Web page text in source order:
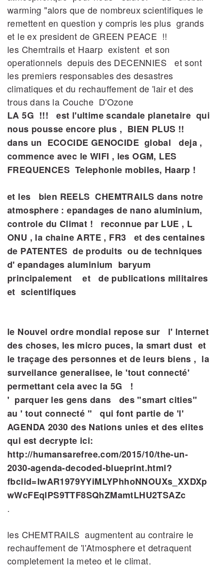
warming "alors que de nombreux scientifiques le
remettent en question y compris les plus grands
et le ex president de GREEN PEACE !!
les Chemtrails et Haarp existent et son
operationnels depuis des DECENNIES et sont
les premiers responsables des desastres
climatiques et du rechauffement de 'lair et des
trous dans la Couche D'Ozone
LA 5G !!! est l'ultime scandale planetaire qui
nous pousse encore plus , BIEN PLUS !!
dans un ECOCIDE GENOCIDE global deja ,
commence avec le WIFI , les OGM, LES
FREQUENCES Telephonie mobiles, Haarp !
et les bien REELS CHEMTRAILS dans notre
atmosphere : epandages de nano aluminium,
controle du Climat ! reconnue par LUE , L
ONU , la chaine ARTE , FR3 et des centaines
de PATENTES de produits ou de techniques
d' epandages aluminium baryum
principalement et de publications militaires
et scientifiques
le Nouvel ordre mondial repose sur l' lnternet
des choses, les micro puces, la smart dust et
le traçage des personnes et de leurs biens , la
surveilance generalisee, le 'tout connecté'
permettant cela avec la 5G !
' parquer les gens dans des "smart cities"
au ' tout connecté " qui font partie de 'l'
AGENDA 2030 des Nations unies et des elites
qui est decrypte ici:
http://humansarefree.com/2015/10/the-un-
2030-agenda-decoded-blueprint.html?
fbclid=IwAR1979YYiMLYPhhoNNOUXs_XXDXp
wWcFEqlPS9TTF8SQhZMamtLHU2TSAZc
.
les CHEMTRAILS augmentent au contraire le
rechauffement de 'l'Atmosphere et detraquent
completement la meteo et le climat.